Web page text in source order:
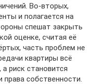
Во-вторых,
и полагается на
спешат закрыть
оценке, считая её
часть проблем не
квартиры всё
риск становится
права собственности.